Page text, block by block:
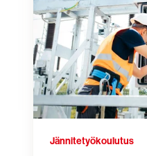
Jännitetyökoulutus